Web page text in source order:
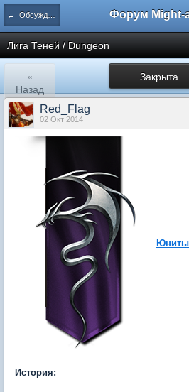
← Обсуждение отдельных фракций
Лига Теней / Dungeon
Закрыта
«
Назад
Red_Flag
02 Окт 2014
Юниты
История: